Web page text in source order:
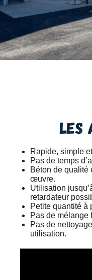
Les
Rapide, simple
Pas de temps
Béton de qualité
œuvre.
Utilisation
retardateur
Petite quantité à
Pas de mélange
Pas de
utilisation.